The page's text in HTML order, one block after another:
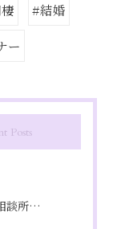
#結婚
ー
Posts
結婚相談所満足度の本音と成婚率を徹底解剖し成功への選び方を実体験から解説